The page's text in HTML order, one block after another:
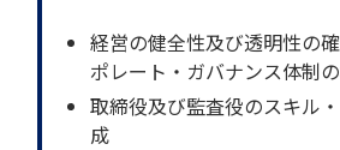
経営の健全性及び透明性の
ポレート・ガバナンス体制
取締役及び監査役のスキル
成